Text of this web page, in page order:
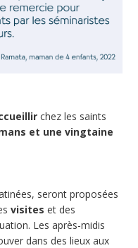
chez les saints
et une vingtaine
seront proposées
visites et des
Les après-midis
dans des lieux aux